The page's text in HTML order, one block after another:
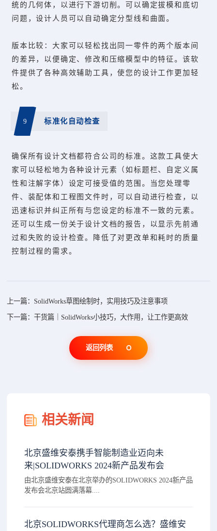
统的几何体，以进行下游切削。可以确定拔模和底切
问题，设计人员可以自动确定分型线和曲面。
版本比较：大家可以轻松找出同一零件的两个版本间
的差异，以便确定、修改和压缩模型中的特征。该软
件提供了各种高效辅助工具，使您的设计工作更加轻
松。
9 标准化自动检查
确保所有设计文档都符合公司的标准。这款工具使大
家可以轻松地为各种设计元素（如标题栏、自定义属
性和注解字体）设定可接受值的范围。当您处理零
件、装配体和工程图文件时，可以自动进行检查，以
迅速标识并纠正所有与您设定的标准不一致的元素。
还可以生成一份关于设计文档的报告，以显示先前通
过和失败的设计检查。降低了对更改单和耗时的质量
控制过程的需求。
上一篇：SolidWorks草图绘制时，实用技巧及注意事项
下一篇：干货篇｜SolidWorks小技巧，大作用，让工作更高效
返回列表
相关新闻
北京盛维安泰携手智能制造业迈向未
来|SOLIDWORKS 2024新产品发布会
由北京盛维安泰在北京举办的SOLIDWORKS 2024新产品
发布会北京站圆满落幕....
北京SOLIDWORKS代理商怎么选？盛维安